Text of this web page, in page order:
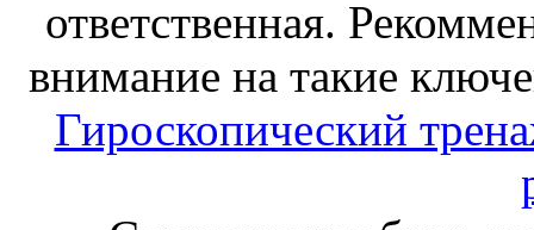
ответственная.
внимание на такие
Гироскопический